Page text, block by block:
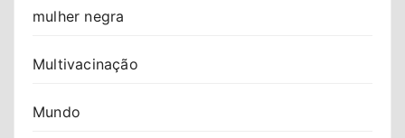
mulher negra
Multivacinação
Mundo